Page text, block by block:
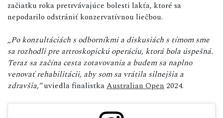
začiatku roka pretrvávajúce bolesti lakťa, ktoré sa
nepodarilo odstrániť konzervatívnou liečbou.
„Po konzultáciách s odborníkmi a diskusiách s tímom sme
sa rozhodli pre artroskopickú operáciu, ktorá bola úspešná.
Teraz sa začína cesta zotavovania a budem sa naplno
venovať rehabilitácii, aby som sa vrátila silnejšia a
zdravšia,“uviedla finalistkaAustralian Open2024.